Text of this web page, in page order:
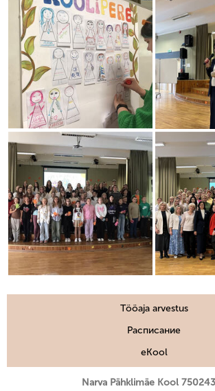
Tööaja arvestus
Расписание
eKool
Narva Pähklimäe Kool